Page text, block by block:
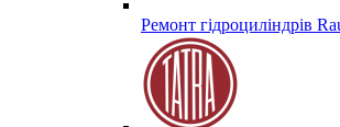
Ремонт гідроциліндрів